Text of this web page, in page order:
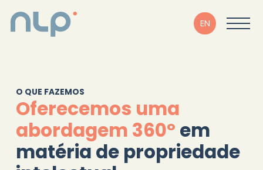
EN
O QUE FAZEMOS
Oferecemos uma
abordagem 360º em
matéria de propriedade